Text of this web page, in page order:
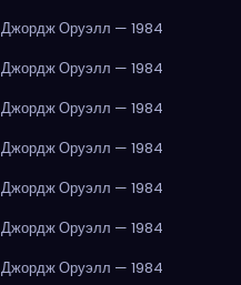
Джордж Оруэлл — 1984
Джордж Оруэлл — 1984
Джордж Оруэлл — 1984
Джордж Оруэлл — 1984
Джордж Оруэлл — 1984
Джордж Оруэлл — 1984
Джордж Оруэлл — 1984